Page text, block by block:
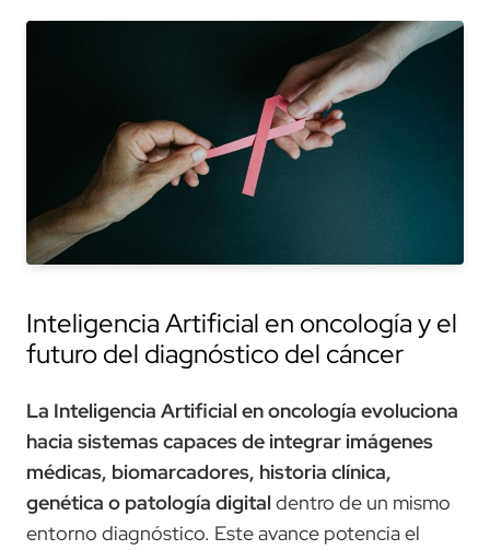
Inteligencia Artificial en oncología y el
futuro del diagnóstico del cáncer
La Inteligencia Artificial en oncología evoluciona
hacia sistemas capaces de integrar imágenes
médicas, biomarcadores, historia clínica,
genética o patología digitaldentro de un mismo
entorno diagnóstico. Este avance potencia el